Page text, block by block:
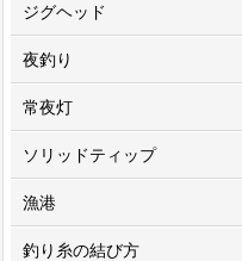
ジグヘッド
夜釣り
常夜灯
ソリッドティップ
漁港
釣り糸の結び方